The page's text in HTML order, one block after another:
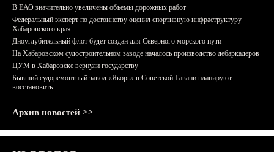
В ЕАО значительно увеличены объемы дорожных работ
Федеральный эксперт по достоинству оценил спортивную инфраструктуру
Хабаровского края
Дноуглубительный флот будет создан для Северного морского пути
На Хабаровском судостроительном заводе началось производство дебаркадеров
ЦУМ в Хабаровске вернули государству
Бывший судоремонтный завод «Якорь» в Советской Гавани планируют
восстановить
Архив новостей >>